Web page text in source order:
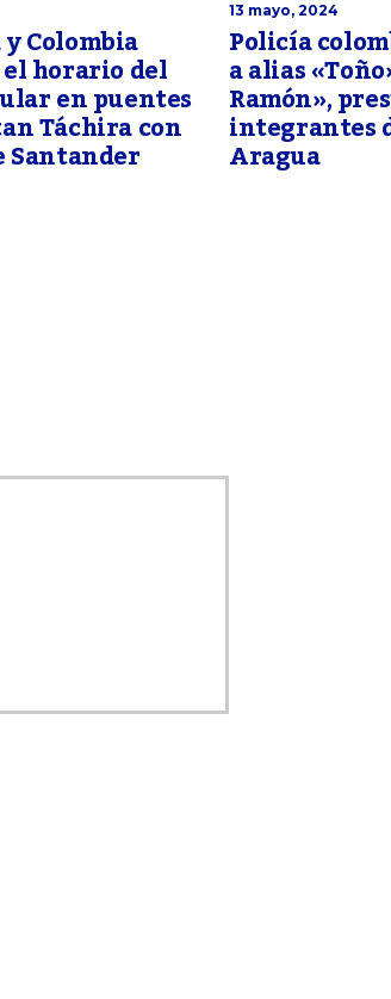
Colombia
horario del
en puentes
Táchira con
Santander
13 mayo, 2024
Policía
a alias
Ramón»,
integrantes
Aragua